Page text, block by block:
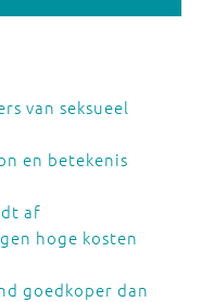
van seksueel
en betekenis
af
hoge kosten
goedkoper dan